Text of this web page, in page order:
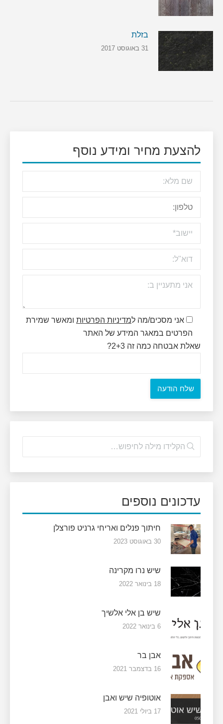
בזלת
31 באוגוסט 2017
להצעת מחיר ומידע נוסף
אני מסכים/מה למדיניות הפרטיות ומאשר שמירת
הפרטים במאגר המידע של האתר
שאלת אבטחה כמה זה 2+3?
עדכונים נוספים
חיתוך פנלים ואריחי גרניט פורצלן
30 באוגוסט 2023
שיש נרו מקרינה
18 בינואר 2022
שיש בן אלי אלשיך
6 בינואר 2022
אבן בר
16 בדצמבר 2021
אוטופיה שיש ואבן
17 ביולי 2021